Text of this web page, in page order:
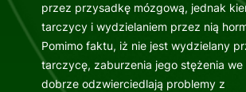
przez przysadkę mózgową, jednak
tarczycy i wydzielaniem przez nią
Pomimo faktu, iż nie jest wydzielany
tarczycę, zaburzenia jego stężenia
dobrze odzwierciedlają problemy z